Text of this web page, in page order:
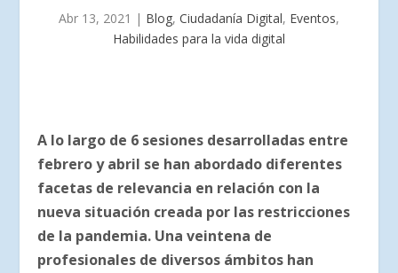
Abr 13, 2021 | Blog, Ciudadanía Digital, Eventos,
Habilidades para la vida digital
A lo largo de 6 sesiones desarrolladas entre
febrero y abril se han abordado diferentes
facetas de relevancia en relación con la
nueva situación creada por las restricciones
de la pandemia. Una veintena de
profesionales de diversos ámbitos han